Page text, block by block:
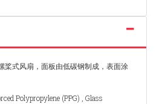
桨式风扇，面板由低碳钢制成，表面涂
Polypropylene (PPG) , Glass